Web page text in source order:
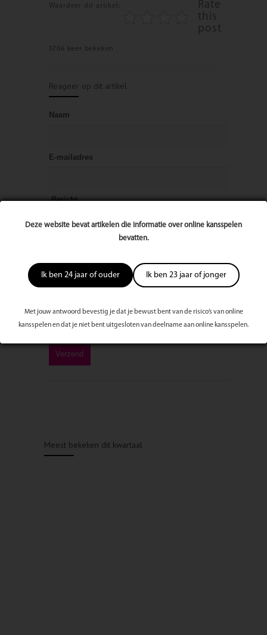
Deze website bevat artikelen die informatie over online kansspelen
bevatten.
Ik ben 24 jaar of ouder Ik ben 23 jaar of jonger
Met jouw antwoord bevestig je dat je bewust bent van de risico’s van online
kansspelen en dat je niet bent uitgesloten van deelname aan online kansspelen.
Waardeer dit artikel:
Rate
this
post
5706 keer bekeken
Reageer op dit artikel
Naam
E-mailadres
Bericht
Meest bekeken dit kwartaal